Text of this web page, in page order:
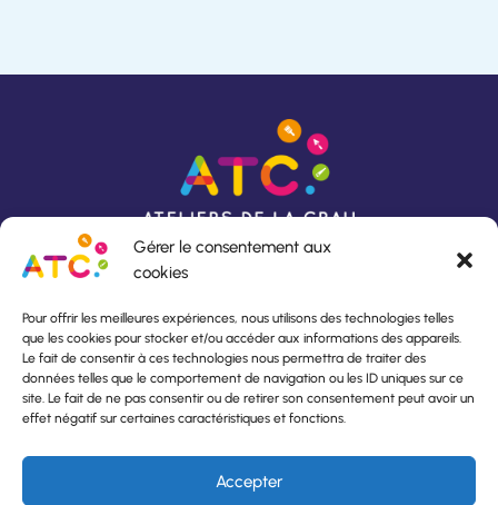
Gérer le consentement aux
cookies
Pour offrir les meilleures expériences, nous utilisons des technologies telles
que les cookies pour stocker et/ou accéder aux informations des appareils.
Le fait de consentir à ces technologies nous permettra de traiter des
données telles que le comportement de navigation ou les ID uniques sur ce
site. Le fait de ne pas consentir ou de retirer son consentement peut avoir un
effet négatif sur certaines caractéristiques et fonctions.
Accepter
Rue du Lavoir
13140 Miramas
04 90 53 24 82
atc.aci@orange.fr
Horaires d’ouverture :
Du lundi au vendredi,
De 8h30 à 12h00
et de 13h30 à 17h00